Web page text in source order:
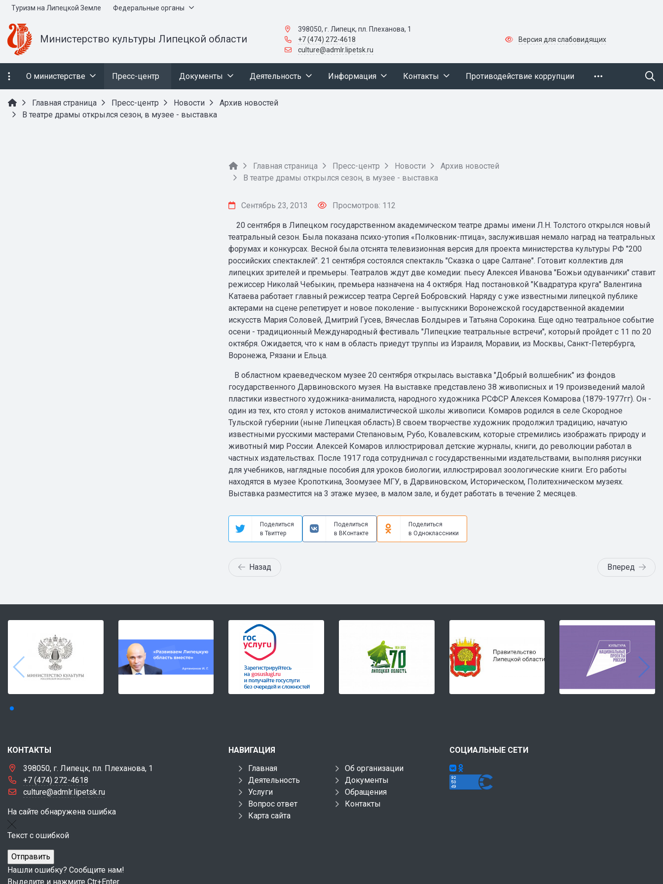
Туризм на Липецкой Земле Федеральные органы
Министерство культуры Липецкой области
398050, г. Липецк, пл. Плеханова, 1
+7 (474) 272-4618
culture@admlr.lipetsk.ru
Версия для слабовидящих
О министерстве Пресс-центр Документы Деятельность Информация Контакты Противодействие коррупции
Главная страница Пресс-центр Новости
Архив новостей
В театре драмы открылся сезон, в музее - выставка
Главная страница Пресс-центр Новости
Архив новостей
В театре драмы открылся сезон, в музее - выставка
Сентябрь 23, 2013 Просмотров: 112
20 сентября в Липецком государственном академическом театре драмы имени Л.Н. Толстого открылся новый
театральный сезон. Была показана психо-утопия «Полковник-птица», заслужившая немало наград на театральных
форумах и конкурсах. Весной была отснята телевизионная версия для проекта министерства культуры РФ "200
российских спектаклей". 21 сентября состоялся спектакль "Сказка о царе Салтане". Готовит коллектив для
липецких зрителей и премьеры. Театралов ждут две комедии: пьесу Алексея Иванова "Божьи одуванчики" ставит
режиссер Николай Чебыкин, премьера назначена на 4 октября. Над постановкой "Квадратура круга" Валентина
Катаева работает главный режиссер театра Сергей Бобровский. Наряду с уже известными липецкой публике
актерами на сцене репетирует и новое поколение - выпускники Воронежской государственной академии
искусств Мария Соловей, Дмитрий Гусев, Вячеслав Болдырев и Татьяна Сорокина. Еще одно театральное событие
осени - традиционный Международный фестиваль "Липецкие театральные встречи", который пройдет с 11 по 20
октября. Ожидается, что к нам в область приедут труппы из Израиля, Моравии, из Москвы, Санкт-Петербурга,
Воронежа, Рязани и Ельца.
В областном краеведческом музее 20 сентября открылась выставка "Добрый волшебник" из фондов
государственного Дарвиновского музея. На выставке представлено 38 живописных и 19 произведений малой
пластики известного художника-анималиста, народного художника РСФСР Алексея Комарова (1879-1977гг). Он -
один из тех, кто стоял у истоков анималистической школы живописи. Комаров родился в селе Скородное
Тульской губернии (ныне Липецкая область).В своем творчестве художник продолжил традицию, начатую
известными русскими мастерами Степановым, Рубо, Ковалевским, которые стремились изображать природу и
животный мир России. Алексей Комаров иллюстрировал детские журналы, книги, до революции работал в
частных издательствах. После 1917 года сотрудничал с государственными издательствами, выполняя рисунки
для учебников, наглядные пособия для уроков биологии, иллюстрировал зоологические книги. Его работы
находятся в музее Кропоткина, Зоомузее МГУ, в Дарвиновском, Историческом, Политехническом музеях.
Выставка разместится на 3 этаже музее, в малом зале, и будет работать в течение 2 месяцев.
Поделиться
в Твиттер
Поделиться
в ВКонтакте
Поделиться
в Одноклассники
Назад Вперед
КОНТАКТЫ
398050, г. Липецк, пл. Плеханова, 1
+7 (474) 272-4618
culture@admlr.lipetsk.ru
На сайте обнаружена ошибка
Текст с ошибкой
Нашли ошибку? Сообщите нам!
Выделите и нажмите Ctr+Enter
НАВИГАЦИЯ
Главная
Об организации
Деятельность
Документы
Услуги
Обращения
Вопрос ответ
Контакты
Карта сайта
СОЦИАЛЬНЫЕ СЕТИ